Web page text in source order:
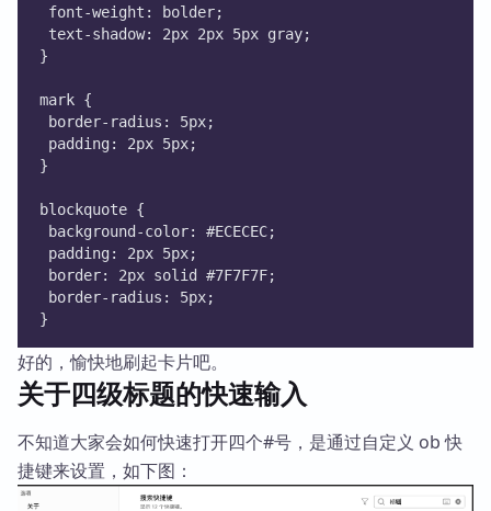
font-weight: bolder;
text-shadow: 2px 2px 5px gray;
}
mark {
border-radius: 5px;
padding: 2px 5px;
}
blockquote {
background-color: #ECECEC;
padding: 2px 5px;
border: 2px solid #7F7F7F;
border-radius: 5px;
}
好的，愉快地刷起卡片吧。
关于四级标题的快速输入
不知道大家会如何快速打开四个#号，是通过自定义 ob 快
捷键来设置，如下图：